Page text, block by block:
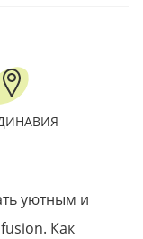
уютным и
Как